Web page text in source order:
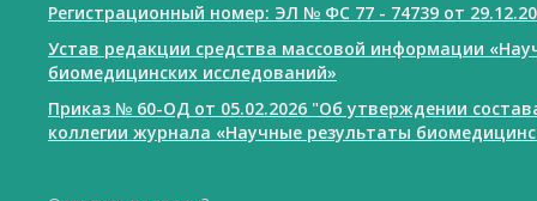
Регистрационный номер: ЭЛ № ФС 77 - 74739 от
Устав редакции средства массовой информации
биомедицинских исследований»
Приказ № 60-ОД от 05.02.2026 "Об утверждении
коллегии журнала «Научные результаты